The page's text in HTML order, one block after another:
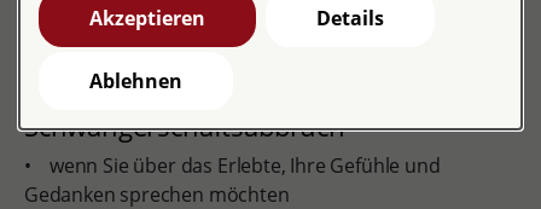
Wir beraten, informieren und
unterstützen Frauen, Männer und
Paare nach einem
Schwangerschaftsabbruch
• wenn Sie über das Erlebte, Ihre Gefühle und
Gedanken sprechen möchten
Akzeptieren Details
Ablehnen